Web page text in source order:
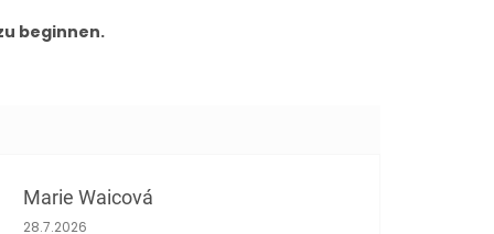
beginnen.
Marie Waicová
Hodnocení obchodu je 5 z 5 hvězdiček.
28.7.2026